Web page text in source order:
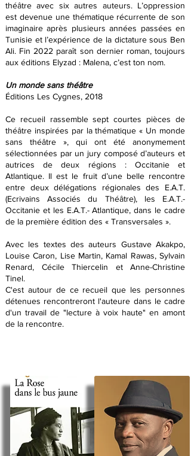
théâtre avec six autres auteurs. L’oppression
est devenue une thématique récurrente de son
imaginaire après plusieurs années passées en
Tunisie et l’expérience de la dictature sous Ben
Ali. Fin 2022 paraît son dernier roman, toujours
aux éditions Elyzad : Malena, c’est ton nom.
Un monde sans théâtre
Éditions Les Cygnes, 2018
Ce recueil rassemble sept courtes pièces de
théâtre inspirées par la thématique « Un monde
sans théâtre », qui ont été anonymement
sélectionnées par un jury composé d’auteurs et
autrices de deux régions : Occitanie et
Atlantique. Il est le fruit d’une belle rencontre
entre deux délégations régionales des E.A.T.
(Ecrivains Associés du Théâtre), les E.A.T.-
Occitanie et les E.A.T.- Atlantique, dans le cadre
de la première édition des « Transversales ».
Avec les textes des auteurs Gustave Akakpo,
Louise Caron, Lise Martin, Kamal Rawas, Sylvain
Renard, Cécile Thiercelin et Anne-Christine
Tinel.
C'est autour de ce recueil que les personnes
détenues rencontreront l'auteure dans le cadre
d'un travail de "lecture à voix haute" en amont
de la rencontre.